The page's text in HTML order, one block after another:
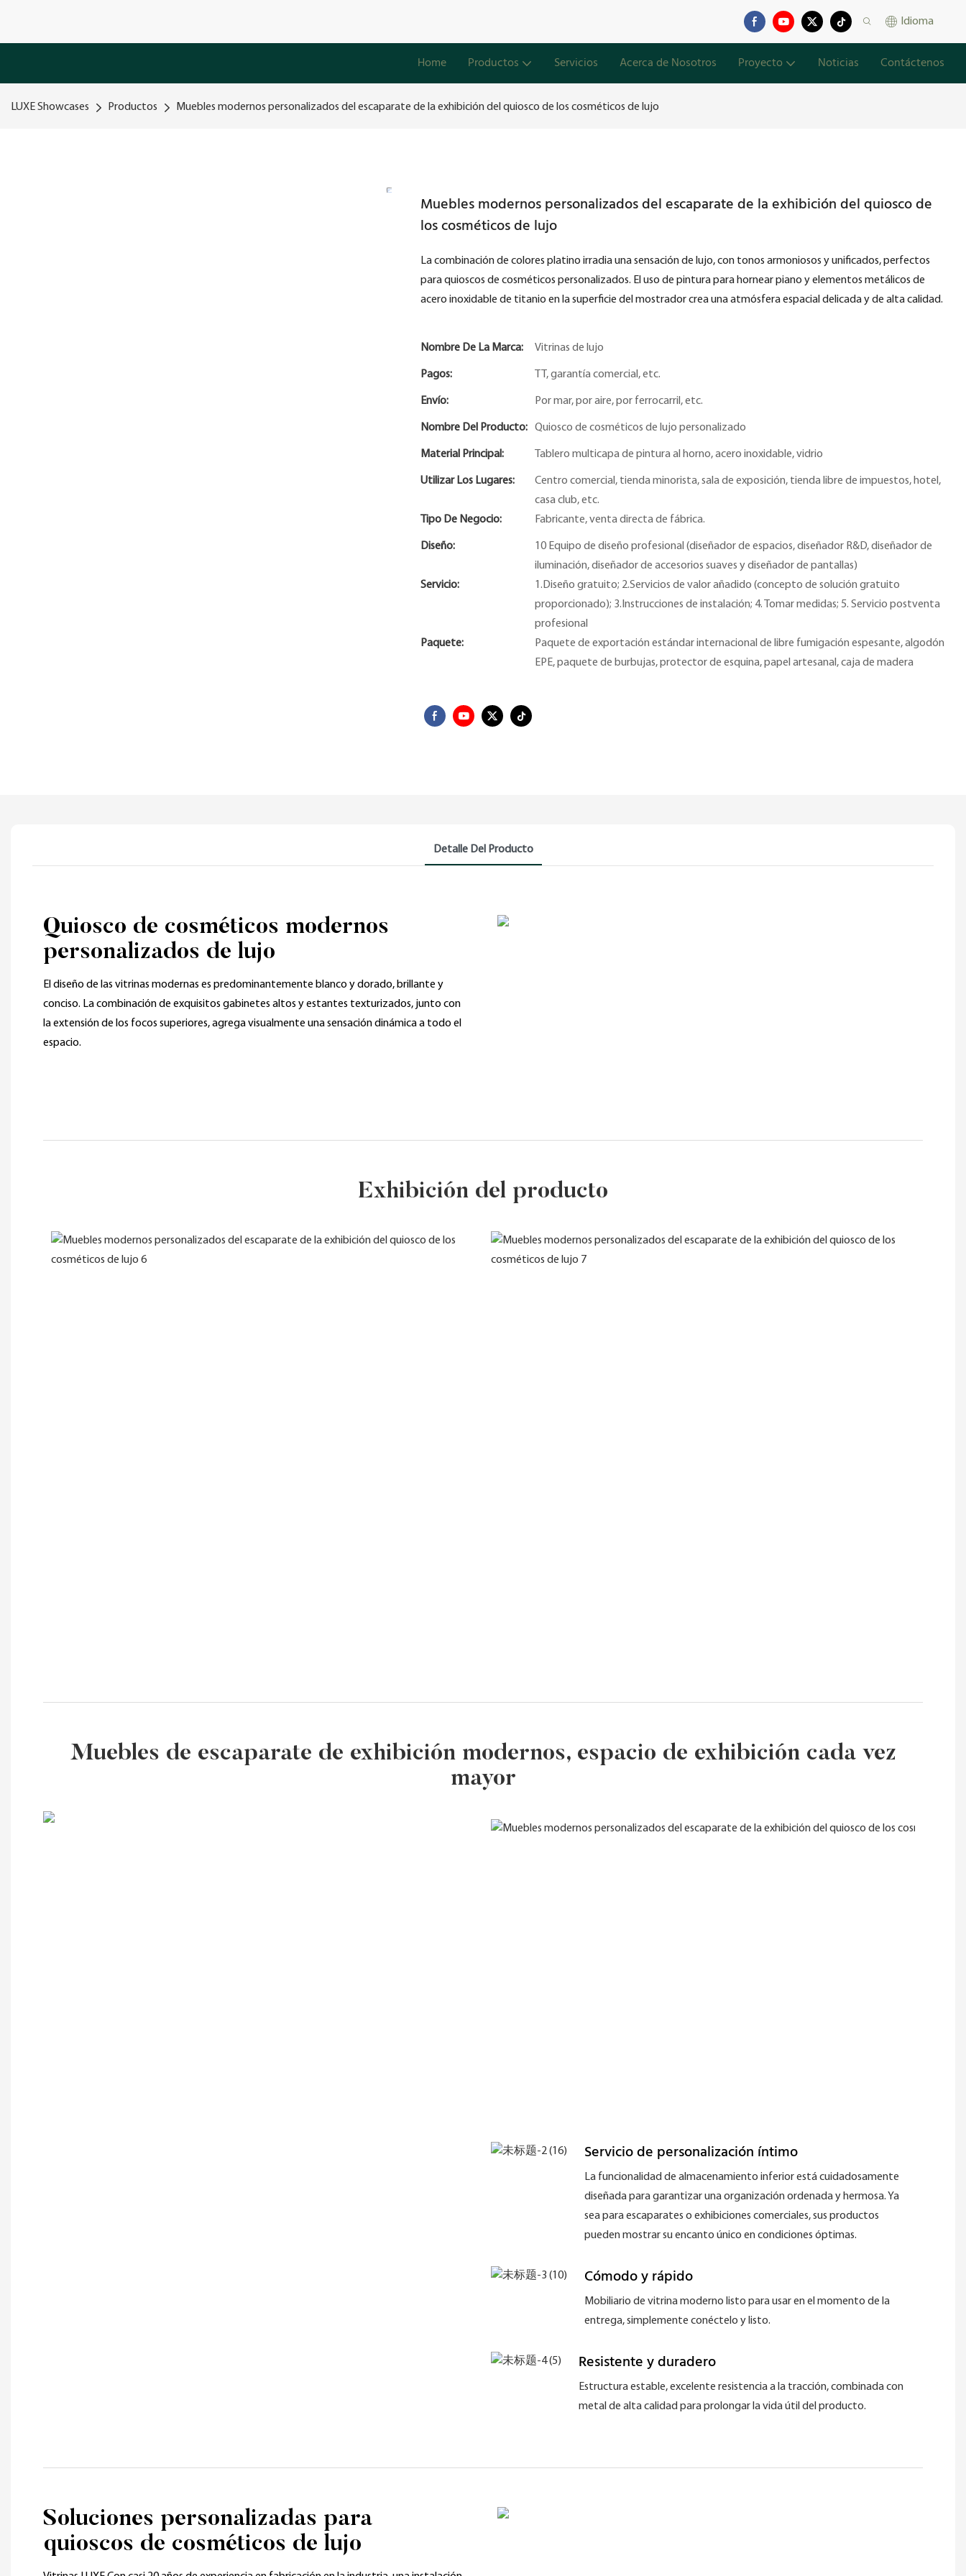
Idioma
Home Productos Servicios Acerca de Nosotros Proyecto Noticias Contáctenos
LUXE Showcases Productos Muebles modernos personalizados del escaparate de la exhibición del quiosco de los cosméticos de lujo
Muebles modernos personalizados del escaparate de la exhibición del quiosco de
los cosméticos de lujo
La combinación de colores platino irradia una sensación de lujo, con tonos armoniosos y unificados, perfectos
para quioscos de cosméticos personalizados. El uso de pintura para hornear piano y elementos metálicos de
acero inoxidable de titanio en la superficie del mostrador crea una atmósfera espacial delicada y de alta calidad.
Nombre De La Marca: Vitrinas de lujo
Pagos: TT, garantía comercial, etc.
Envío: Por mar, por aire, por ferrocarril, etc.
Nombre Del Producto: Quiosco de cosméticos de lujo personalizado
Material Principal: Tablero multicapa de pintura al horno, acero inoxidable, vidrio
Utilizar Los Lugares:
Centro comercial, tienda minorista, sala de exposición, tienda libre de impuestos, hotel,
casa club, etc.
Tipo De Negocio:
Fabricante, venta directa de fábrica.
Diseño:
10 Equipo de diseño profesional (diseñador de espacios, diseñador R&D, diseñador de
iluminación, diseñador de accesorios suaves y diseñador de pantallas)
Servicio:
1.Diseño gratuito; 2.Servicios de valor añadido (concepto de solución gratuito
proporcionado); 3.Instrucciones de instalación; 4. Tomar medidas; 5. Servicio postventa
profesional
Paquete:
Paquete de exportación estándar internacional de libre fumigación espesante, algodón
EPE, paquete de burbujas, protector de esquina, papel artesanal, caja de madera
Detalle Del Producto
Quiosco de cosméticos modernos
personalizados de lujo
El diseño de las vitrinas modernas es predominantemente blanco y dorado, brillante y
conciso. La combinación de exquisitos gabinetes altos y estantes texturizados, junto con
la extensión de los focos superiores, agrega visualmente una sensación dinámica a todo el
espacio.
Exhibición del producto
Muebles de escaparate de exhibición modernos, espacio de exhibición cada vez
mayor
Servicio de personalización íntimo
La funcionalidad de almacenamiento inferior está cuidadosamente
diseñada para garantizar una organización ordenada y hermosa. Ya
sea para escaparates o exhibiciones comerciales, sus productos
pueden mostrar su encanto único en condiciones óptimas.
Cómodo y rápido
Mobiliario de vitrina moderno listo para usar en el momento de la
entrega, simplemente conéctelo y listo.
Resistente y duradero
Estructura estable, excelente resistencia a la tracción, combinada con
metal de alta calidad para prolongar la vida útil del producto.
Soluciones personalizadas para
quioscos de cosméticos de lujo